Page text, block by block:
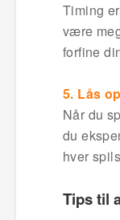
Timing
være
forfine
5. Lås
Når du
du
hver
Tips til